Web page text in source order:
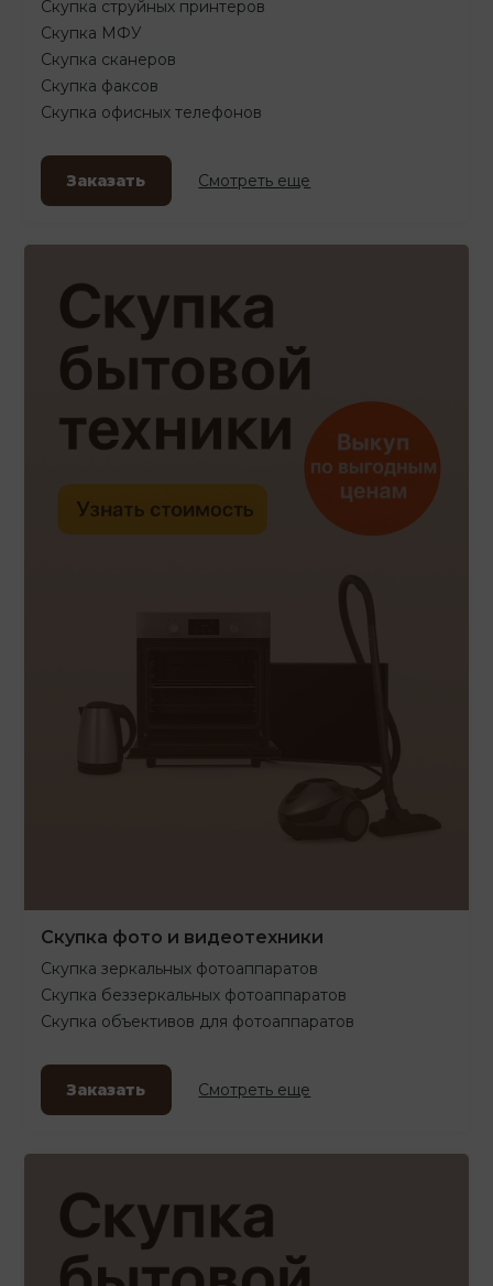
Скупка струйных принтеров
Скупка МФУ
Скупка сканеров
Скупка факсов
Скупка офисных телефонов
Заказать Смотреть еще
Скупка фото и видеотехники
Скупка зеркальных фотоаппаратов
Скупка беззеркальных фотоаппаратов
Скупка объективов для фотоаппаратов
Заказать Смотреть еще